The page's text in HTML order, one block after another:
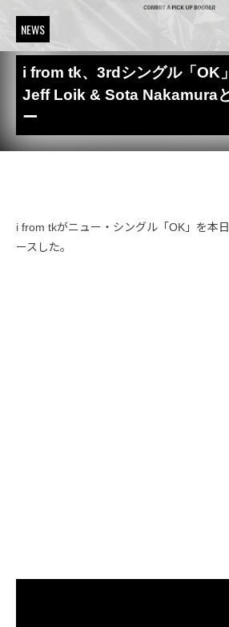
NEWS
i from tk、3rdシングル「OK
Jeff Loik & Sota Nakamura
ー
i from tkがニュー・シングル「OK」を本
ースした。